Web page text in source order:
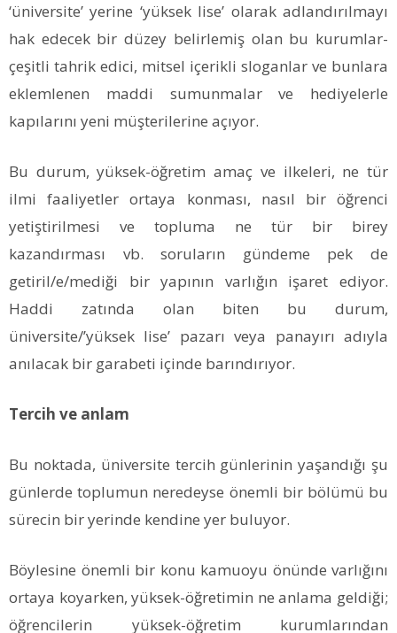
‘üniversite’ yerine ‘yüksek lise’ olarak adlandırılmayı
hak edecek bir düzey belirlemiş olan bu kurumlar-
çeşitli tahrik edici, mitsel içerikli sloganlar ve bunlara
eklemlenen maddi sumunmalar ve hediyelerle
kapılarını yeni müşterilerine açıyor.
Bu durum, yüksek-öğretim amaç ve ilkeleri, ne tür
ilmi faaliyetler ortaya konması, nasıl bir öğrenci
yetiştirilmesi ve topluma ne tür bir birey
kazandırması vb. soruların gündeme pek de
getiril/e/mediği bir yapının varlığın işaret ediyor.
Haddi zatında olan biten bu durum,
üniversite/’yüksek lise’ pazarı veya panayırı adıyla
anılacak bir garabeti içinde barındırıyor.
Tercih ve anlam
Bu noktada, üniversite tercih günlerinin yaşandığı şu
günlerde toplumun neredeyse önemli bir bölümü bu
sürecin bir yerinde kendine yer buluyor.
Böylesine önemli bir konu kamuoyu önünde varlığını
ortaya koyarken, yüksek-öğretimin ne anlama geldiği;
öğrencilerin yüksek-öğretim kurumlarından